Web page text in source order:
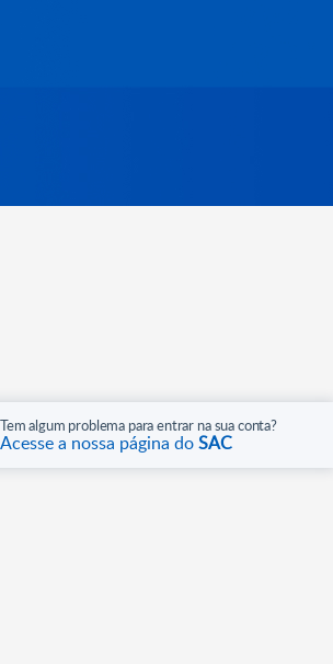
Tem algum problema para entrar na sua conta?
Acesse a nossa página doSAC